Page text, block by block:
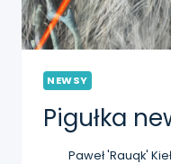
NEWSY
Pigułka
Paweł 'Rauqk'